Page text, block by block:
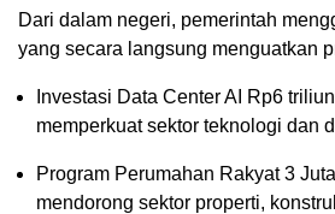
Dari dalam negeri, pemerintah
yang secara langsung menguatkan
Investasi Data Center AI Rp6
memperkuat sektor teknologi dan
Program Perumahan Rakyat 3
mendorong sektor properti,